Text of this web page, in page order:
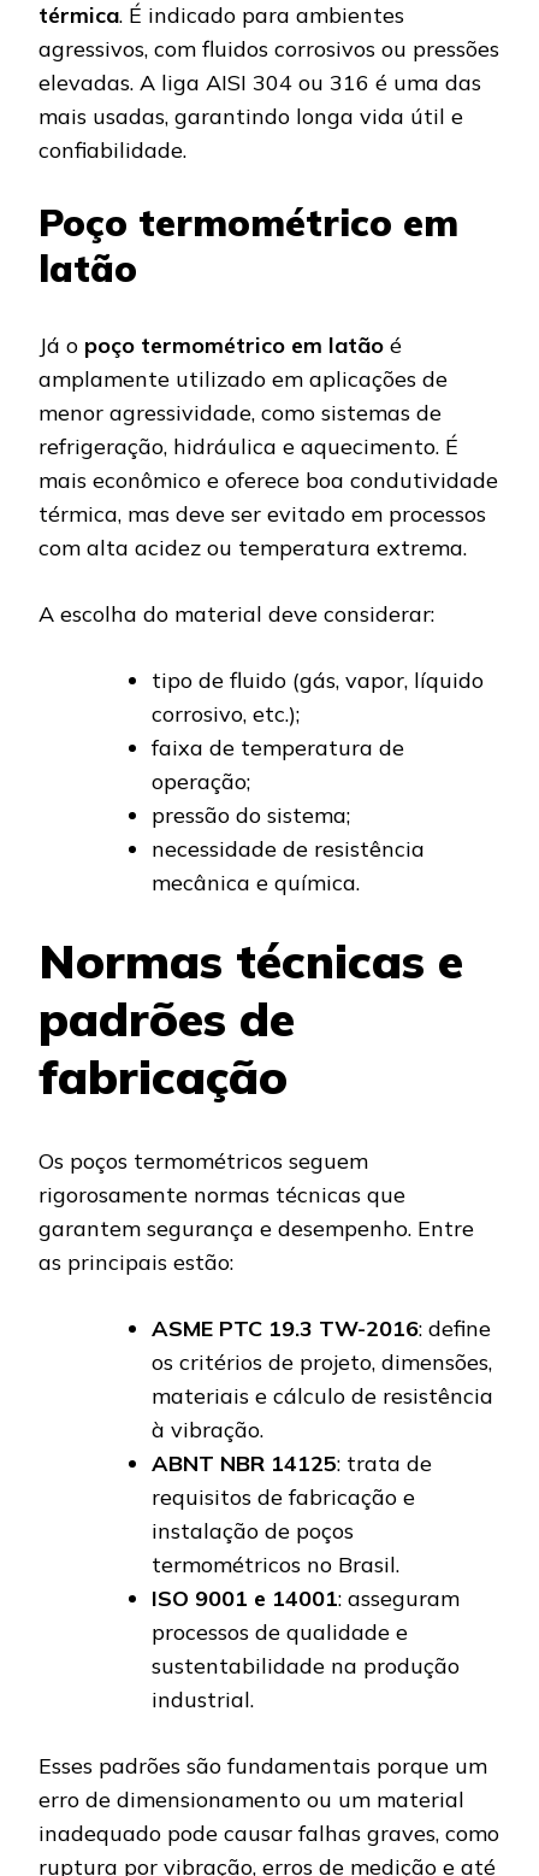
térmica. É indicado para ambientes
agressivos, com fluidos corrosivos ou pressões
elevadas. A liga AISI 304 ou 316 é uma das
mais usadas, garantindo longa vida útil e
confiabilidade.
Poço termométrico em
latão
Já o poço termométrico em latão é
amplamente utilizado em aplicações de
menor agressividade, como sistemas de
refrigeração, hidráulica e aquecimento. É
mais econômico e oferece boa condutividade
térmica, mas deve ser evitado em processos
com alta acidez ou temperatura extrema.
A escolha do material deve considerar:
tipo de fluido (gás, vapor, líquido
corrosivo, etc.);
faixa de temperatura de
operação;
pressão do sistema;
necessidade de resistência
mecânica e química.
Normas técnicas e
padrões de
fabricação
Os poços termométricos seguem
rigorosamente normas técnicas que
garantem segurança e desempenho. Entre
as principais estão:
ASME PTC 19.3 TW-2016: define
os critérios de projeto, dimensões,
materiais e cálculo de resistência
à vibração.
ABNT NBR 14125: trata de
requisitos de fabricação e
instalação de poços
termométricos no Brasil.
ISO 9001 e 14001: asseguram
processos de qualidade e
sustentabilidade na produção
industrial.
Esses padrões são fundamentais porque um
erro de dimensionamento ou um material
inadequado pode causar falhas graves, como
ruptura por vibração, erros de medição e até